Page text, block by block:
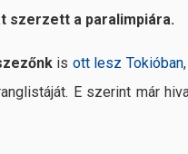
szerzett a paralimpiára.
is ott lesz Tokióban
E szerint már